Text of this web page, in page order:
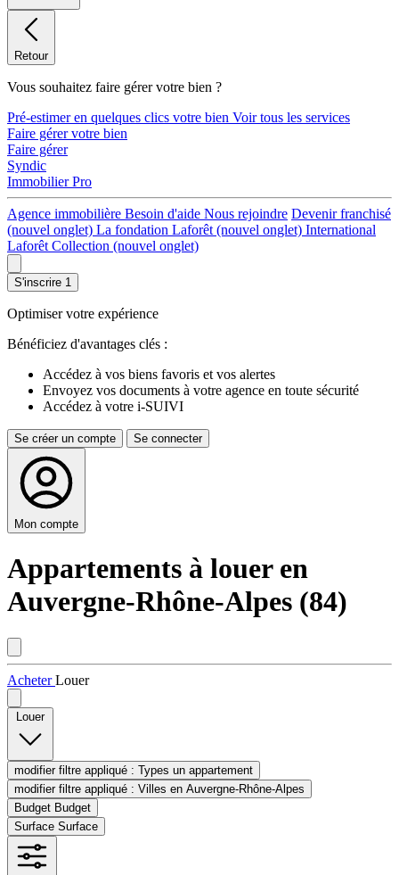
Retour
Vous souhaitez faire gérer votre bien ?
Pré-estimer en quelques clics votre bien Voir tous les services
Faire gérer votre bien
Faire gérer
Syndic
Immobilier Pro
Agence immobilière Besoin d'aide Nous rejoindre Devenir franchisé
(nouvel onglet) La fondation Laforêt (nouvel onglet) International
Laforêt Collection (nouvel onglet)
S'inscrire 1
Optimiser votre expérience
Bénéficiez d'avantages clés :
Accédez à vos biens favoris et vos alertes
Envoyez vos documents à votre agence en toute sécurité
Accédez à votre i-SUIVI
Se créer un compte Se connecter
Mon compte
Appartements à louer en
Auvergne-Rhône-Alpes (84)
AcheterLouer
Louer
modifier filtre appliqué : Types un appartement
modifier filtre appliqué : Villes en Auvergne-Rhône-Alpes
Budget Budget
Surface Surface